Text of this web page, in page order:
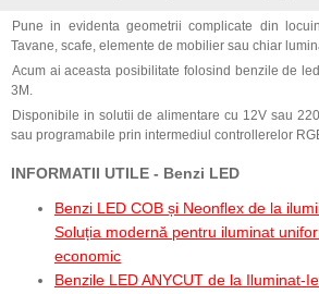
Pune in evidenta geometrii complicate din
Tavane, scafe, elemente de mobilier sau chiar
Acum ai aceasta posibilitate folosind benzile de
3M.
Disponibile in solutii de alimentare cu 12V sau
sau programabile prin intermediul controllerelor
INFORMATII UTILE - Benzi LED
Benzi LED COB și Neonflex de la
Soluția modernă pentru iluminat
economic
Benzile LED ANYCUT de la Iluminat-